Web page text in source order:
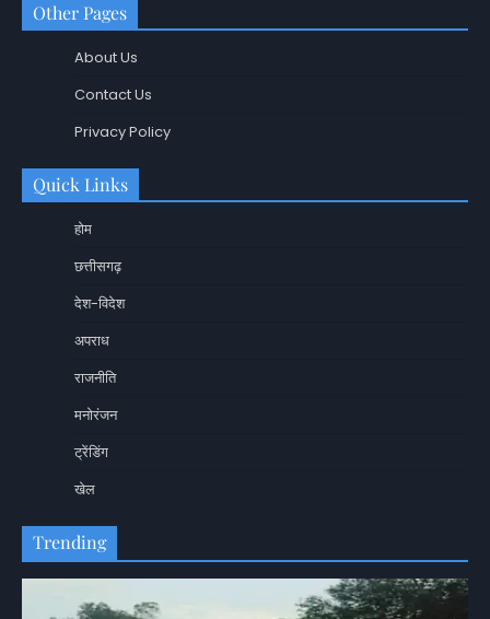
Other Pages
About Us
Contact Us
Privacy Policy
Quick Links
होम
छत्तीसगढ़
देश-विदेश
अपराध
राजनीति
मनोरंजन
ट्रेंडिंग
खेल
Trending